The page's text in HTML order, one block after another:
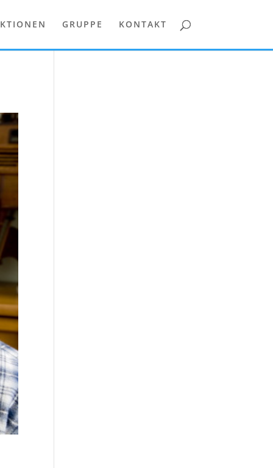
GRUPPE KONTAKT